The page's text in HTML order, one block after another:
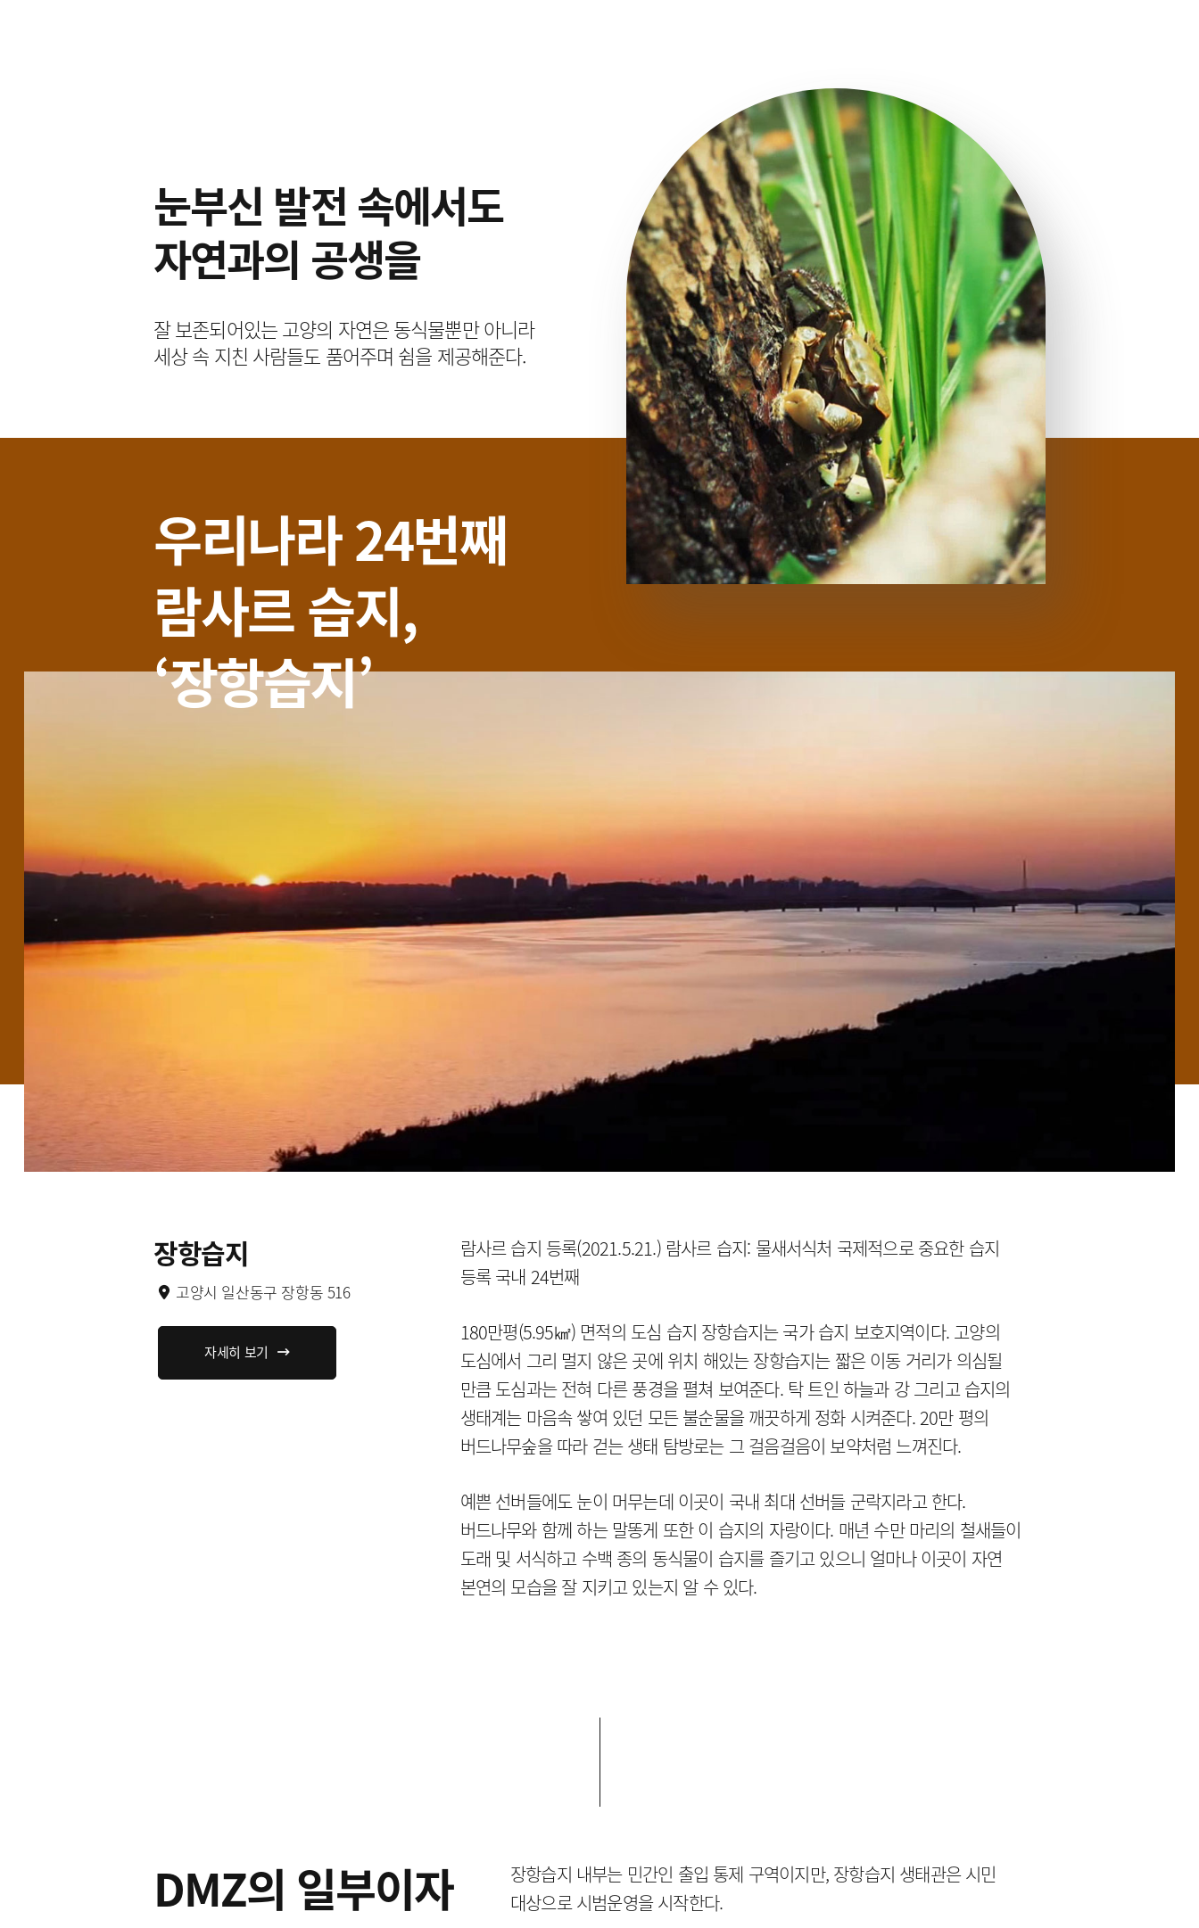
눈부신 발전 속에서도
자연과의 공생을
잘 보존되어있는 고양의 자연은 동식물뿐만 아니라
세상 속 지친 사람들도 품어주며 쉼을 제공해준다.
우리나라 24번째
람사르 습지,
‘장항습지’
장항습지
고양시 일산동구 장항동 516
자세히 보기
람사르 습지 등록(2021.5.21.) 람사르 습지: 물새서식처 국제적으로 중요한 습지
등록 국내 24번째
180만평(5.95㎢) 면적의 도심 습지 장항습지는 국가 습지 보호지역이다. 고양의
도심에서 그리 멀지 않은 곳에 위치 해있는 장항습지는 짧은 이동 거리가 의심될
만큼 도심과는 전혀 다른 풍경을 펼쳐 보여준다. 탁 트인 하늘과 강 그리고 습지의
생태계는 마음속 쌓여 있던 모든 불순물을 깨끗하게 정화 시켜준다. 20만 평의
버드나무숲을 따라 걷는 생태 탐방로는 그 걸음걸음이 보약처럼 느껴진다.
예쁜 선버들에도 눈이 머무는데 이곳이 국내 최대 선버들 군락지라고 한다.
버드나무와 함께 하는 말똥게 또한 이 습지의 자랑이다. 매년 수만 마리의 철새들이
도래 및 서식하고 수백 종의 동식물이 습지를 즐기고 있으니 얼마나 이곳이 자연
본연의 모습을 잘 지키고 있는지 알 수 있다.
DMZ의 일부이자
장항습지 내부는 민간인 출입 통제 구역이지만, 장항습지 생태관은 시민
대상으로 시범운영을 시작한다.